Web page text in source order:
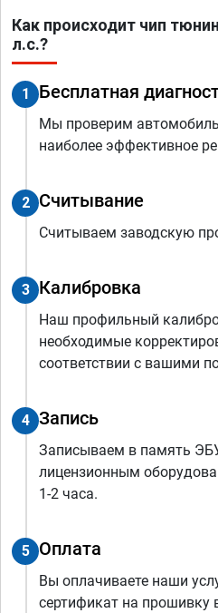
Как происходит чип
л.с.?
1 Бесплатная
Мы проверим
наиболее эффективное
2 Считывание
Считываем заводскую
3 Калибровка
Наш профильный
необходимые
соответствии с вашими
4 Запись
Записываем в память
лицензионным
1-2 часа.
5 Оплата
Вы оплачиваете наши
сертификат на прошивку